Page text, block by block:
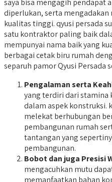
saya bisa mengagih pendapat
diperlukan, serta mengadakan
kualitas tinggi. qyusi persada
satu kontraktor paling baik
mempunyai nama baik yang
berbagai cetak biru rumah
separuh pamor Qyusi Persada
Pengalaman serta
yang terdiri dari stamina
dalam aspek konstruksi.
melekat berhubungan
pembangunan rumah
tantangan yang
pembangunan.
Bobot dan juga Presisi
mengacuhkan mutu
memanfaatkan bahan